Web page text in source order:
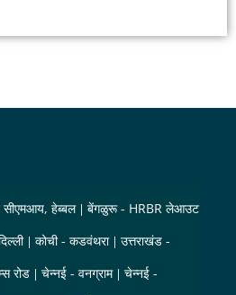
हेब्बल
बेंगळुरू - HRBR लेआउट
कोची - कडवंथरा
उत्तराखंड -
रोड चेन्नई - वनग्राम
चेन्नई -